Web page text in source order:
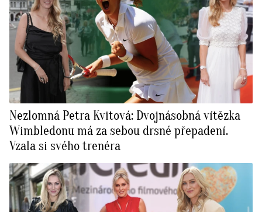
Nezlomná Petra Kvitová: Dvojnásobná vítězka
Wimbledonu má za sebou drsné přepadení.
Vzala si svého trenéra